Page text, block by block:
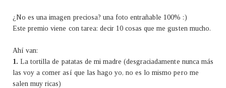
¿No es una imagen preciosa? una foto entrañable 100% :)
Este premio viene con tarea: decir 10 cosas que me gusten mucho.
Ahí van:
1. La tortilla de patatas de mi madre (desgraciadamente nunca más
las voy a comer así que las hago yo, no es lo mismo pero me
salen muy ricas)